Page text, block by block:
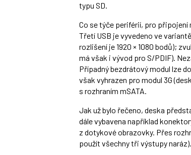
typu SD.
Co se týče periférií, pro připojení
Třetí USB je vyvedeno ve
rozlišení je 1920 × 1080 bodů);
má však i vývod pro S/PDIF).
Případný bezdrátový modul lze
však vyhrazen pro modul 3G
s rozhraním mSATA.
Jak už bylo řečeno, deska
dále vybavena například
z dotykové obrazovky. Přes
použít všechny tři výstupy